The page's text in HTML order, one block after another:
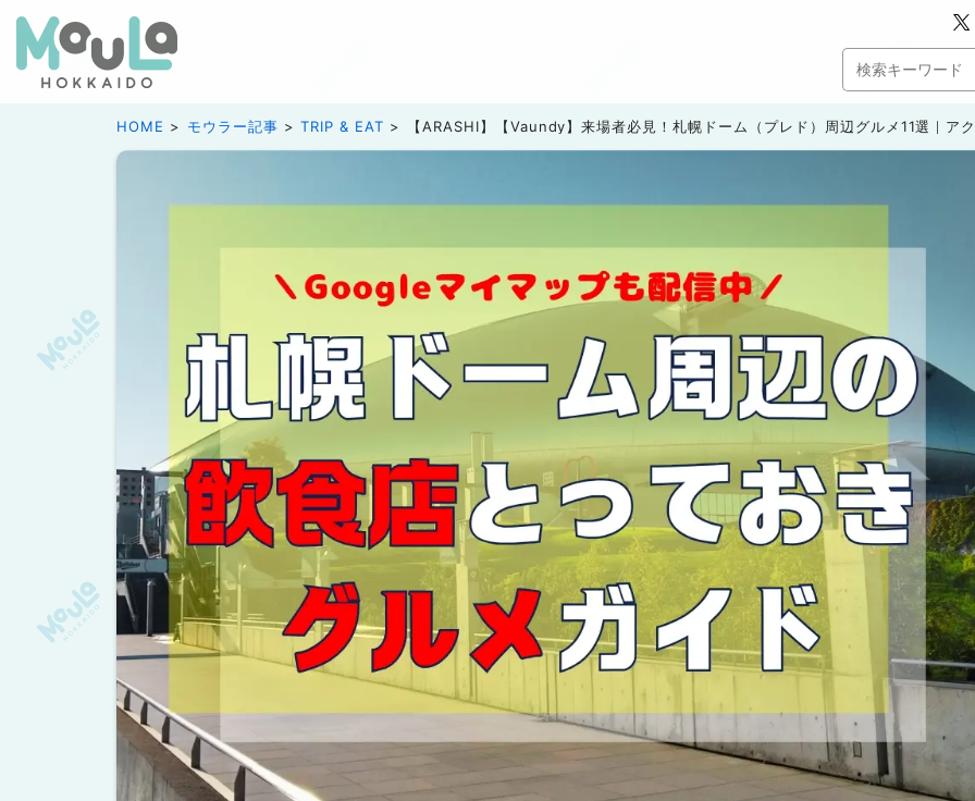
HOME モウラー記事 TRIP & EAT 【ARASHI】【Vaundy】来場者必見！札幌ドーム（プレド）周辺グルメ11選｜